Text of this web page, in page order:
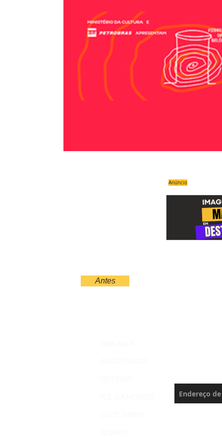
Anúncio
Antes